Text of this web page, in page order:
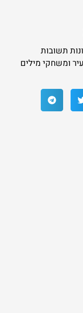
תשובות
ומשחקי מילים